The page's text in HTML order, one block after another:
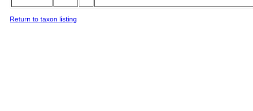
Return to taxon listing